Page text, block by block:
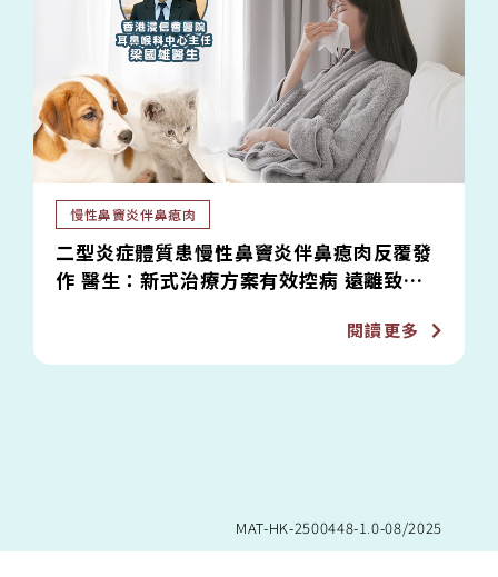
慢性鼻竇炎伴鼻瘜肉
二型炎症體質患慢性鼻竇炎伴鼻瘜肉反覆發
作 醫生：新式治療方案有效控病 遠離致敏
閱讀更多
MAT-HK-2500448-1.0-08/2025